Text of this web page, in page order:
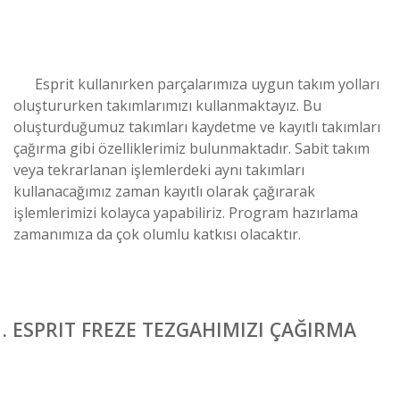
Esprit kullanırken parçalarımıza uygun takım yolları
oluştururken takımlarımızı kullanmaktayız. Bu
oluşturduğumuz takımları kaydetme ve kayıtlı takımları
çağırma gibi özelliklerimiz bulunmaktadır. Sabit takım
veya tekrarlanan işlemlerdeki aynı takımları
kullanacağımız zaman kayıtlı olarak çağırarak
işlemlerimizi kolayca yapabiliriz. Program hazırlama
zamanımıza da çok olumlu katkısı olacaktır.
ESPRIT FREZE TEZGAHIMIZI ÇAĞIRMA